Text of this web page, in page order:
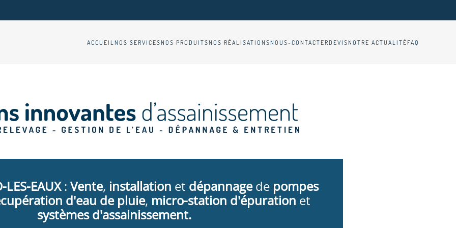
ACCUEIL NOS SERVICES NOS PRODUITS NOS RÉALISATIONS NOUS-CONTACTER DEVIS NOTRE ACTUALITÉ FAQ
EAUX: Vente, installation et dépannagede pompes
d'eau de pluie, micro-station d'épuration et
systèmes d'assainissement.